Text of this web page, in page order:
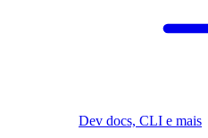
Dev docs, CLI e mais